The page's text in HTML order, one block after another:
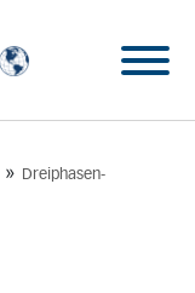
»
Dreiphasen-